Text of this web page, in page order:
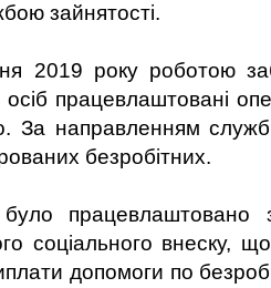
зайнятості.
2019 року роботою
працевлаштовані
За направленням
безробітних.
працевлаштовано
соціального внеску,
допомоги по